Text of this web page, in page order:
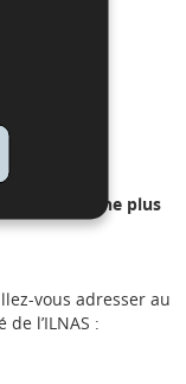
priés de ne plus
vous adresser au
l’ILNAS :